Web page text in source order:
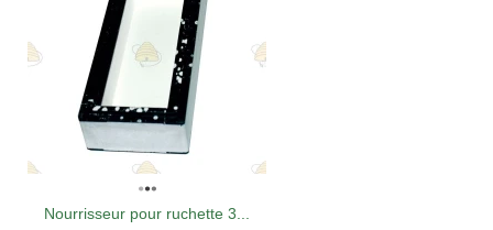
Nourrisseur pour ruchette 3...